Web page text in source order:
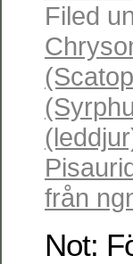
Filed
från
Not: